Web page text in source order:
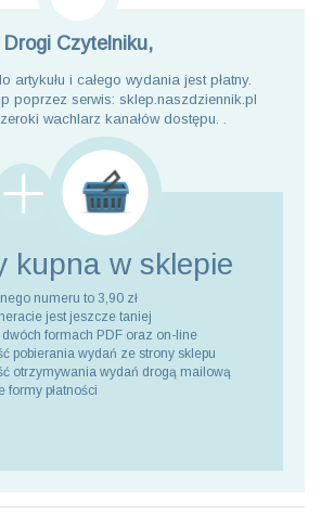
Drogi Czytelniku,
artykułu i całego wydania jest płatny.
poprzez serwis: sklep.naszdziennik.pl
wachlarz kanałów dostępu. .
kupna w sklepie
numeru to 3,90 zł
jest jeszcze taniej
dwóch formach PDF oraz on-line
pobierania wydań ze strony sklepu
otrzymywania wydań drogą mailową
formy płatności